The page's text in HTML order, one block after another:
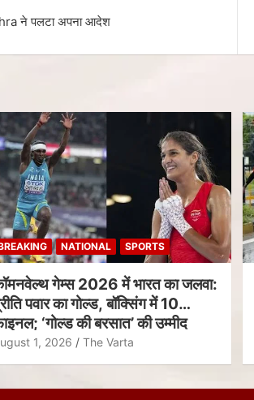
ने पलटा अपना आदेश
NATIONAL SPORTS
गेम्स 2026 में भारत का जलवा:
पवार का गोल्ड, बॉक्सिंग में 10
‘गोल्ड की बरसात’ की उम्मीद
1, 2026 The Varta